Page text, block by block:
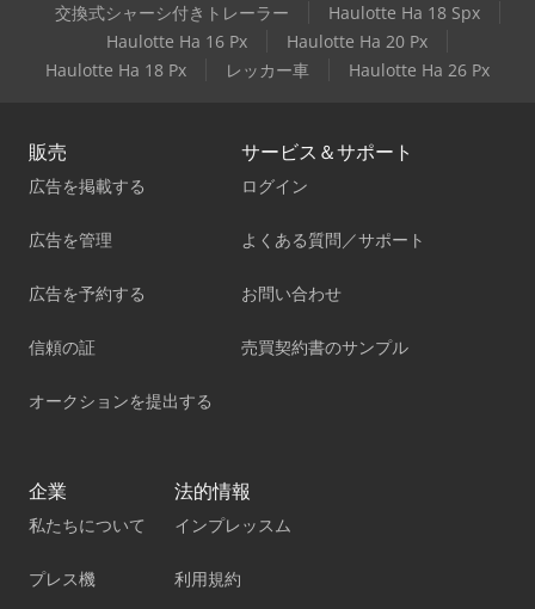
交換式シャーシ付きトレーラー
Haulotte Ha 18 Spx
Haulotte Ha 16 Px
Haulotte Ha 20 Px
Haulotte Ha 18 Px
レッカー車 Haulotte Ha 26 Px
販売
広告を掲載する
広告を管理
広告を予約する
信頼の証
オークションを提出する
サービス＆サポート
ログイン
よくある質問／サポート
お問い合わせ
売買契約書のサンプル
企業
私たちについて
プレス機
法的情報
インプレッスム
利用規約